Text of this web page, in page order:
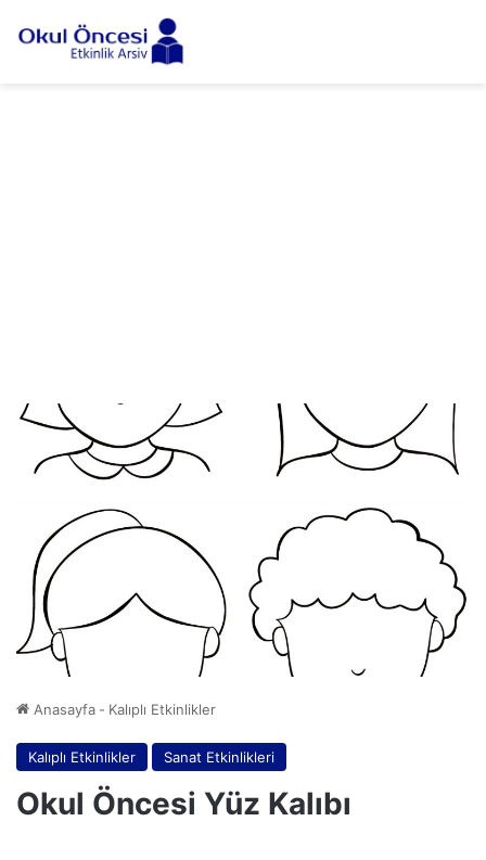
Anasayfa - Kalıplı Etkinlikler
Kalıplı Etkinlikler Sanat Etkinlikleri
Okul Öncesi Yüz Kalıbı